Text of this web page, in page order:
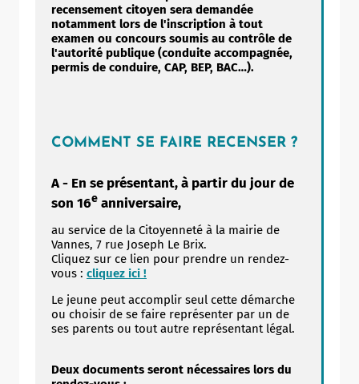
recensement citoyen sera demandée
notamment lors de l'inscription à tout
examen ou concours soumis au contrôle de
l'autorité publique (conduite accompagnée,
permis de conduire, CAP, BEP, BAC…).
COMMENT SE FAIRE RECENSER ?
A - En se présentant, à partir du jour de
son 16e anniversaire,
au service de la Citoyenneté à la mairie de
Vannes, 7 rue Joseph Le Brix.
Cliquez sur ce lien pour prendre un rendez-
vous : cliquez ici !
Le jeune peut accomplir seul cette démarche
ou choisir de se faire représenter par un de
ses parents ou tout autre représentant légal.
Deux documents seront nécessaires lors du